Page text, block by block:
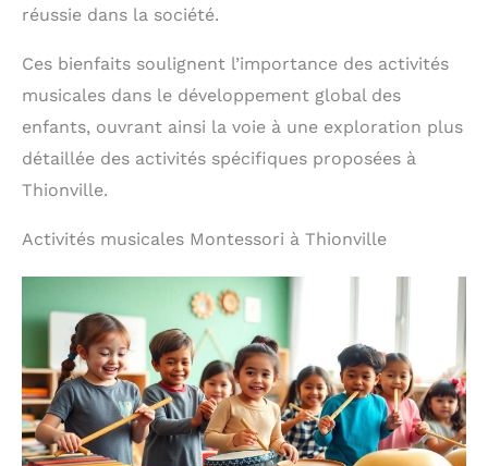
réussie dans la société.
Ces bienfaits soulignent l’importance des activités
musicales dans le développement global des
enfants, ouvrant ainsi la voie à une exploration plus
détaillée des activités spécifiques proposées à
Thionville.
Activités musicales Montessori à Thionville